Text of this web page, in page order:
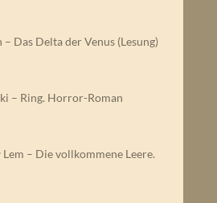
Das Delta der Venus (Lesung)
– Ring. Horror-Roman
– Die vollkommene Leere.